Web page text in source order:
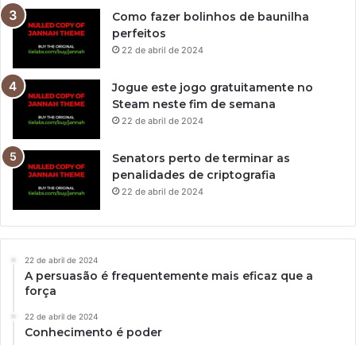
Como fazer bolinhos de baunilha
perfeitos
22 de abril de 2024
Jogue este jogo gratuitamente no
Steam neste fim de semana
22 de abril de 2024
Senators perto de terminar as
penalidades de criptografia
22 de abril de 2024
22 de abril de 2024
A persuasão é frequentemente mais eficaz que a
força
22 de abril de 2024
Conhecimento é poder